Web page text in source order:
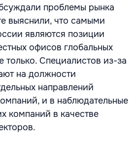
проблемы рынка
выяснили, что самыми
являются позиции
офисов глобальных
только. Специалистов из-за
на должности
направлений
и в наблюдательные
компаний в качестве